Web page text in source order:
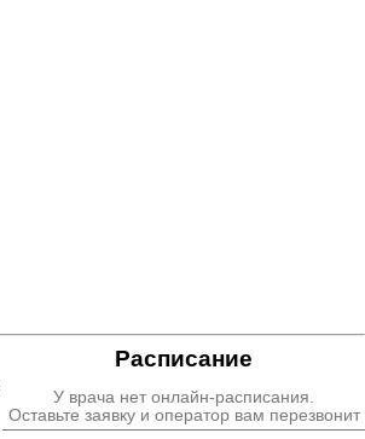
Расписание
У врача нет онлайн-расписания.
Оставьте заявку и оператор вам перезвонит